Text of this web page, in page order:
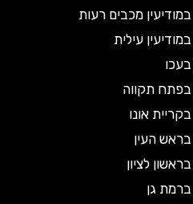
מכבים רעות
עילית
תקווה
אונו
העין
לציון
גן